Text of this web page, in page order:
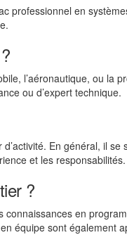
professionnel en
l’aéronautique, ou la
ou d’expert technique.
En général, il se
et les responsabilités.
?
connaissances en
équipe sont également